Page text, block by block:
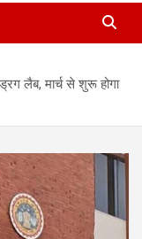
लैब, मार्च से शुरू होगा